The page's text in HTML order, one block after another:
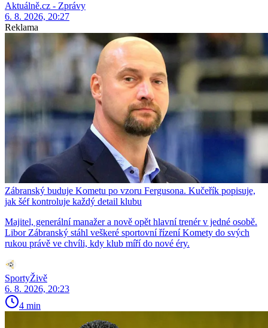
Aktuálně.cz - Zprávy
6. 8. 2026, 20:27
Reklama
Zábranský buduje Kometu po vzoru Fergusona. Kučeřík popisuje,
jak šéf kontroluje každý detail klubu
Majitel, generální manažer a nově opět hlavní trenér v jedné osobě.
Libor Zábranský stáhl veškeré sportovní řízení Komety do svých
rukou právě ve chvíli, kdy klub míří do nové éry.
SportyŽivě
6. 8. 2026, 20:23
4 min